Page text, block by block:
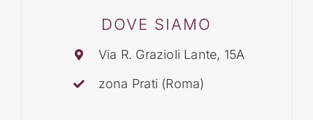
DOVE SIAMO
Via R. Grazioli Lante, 15A
zona Prati (Roma)